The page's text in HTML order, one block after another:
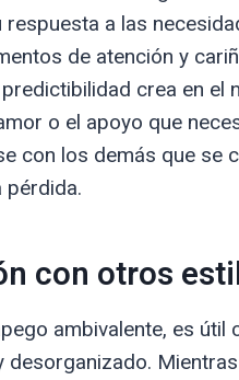
a las
de atención y
crea en el
o el apoyo que
con los demás que se
pérdida.
con otros
ambivalente, es
desorganizado.